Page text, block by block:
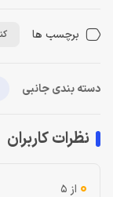
برچسب ها
دسته بندی جانبی
نظرات کاربران
0 از 5